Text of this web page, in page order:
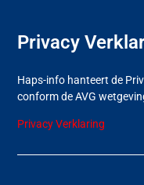
Privacy
Haps-info hanteert de
conform de AVG
Privacy Verklaring